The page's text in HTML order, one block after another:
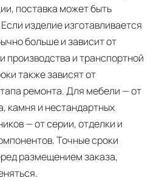
поставка может быть
изделие изготавливается
больше и зависит от
производства и транспортной
также зависят от
ремонта. Для мебели — от
камня и нестандартных
— от серии, отделки и
Точные сроки
размещением заказа,